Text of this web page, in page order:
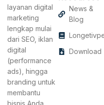
layanan digital
marketing
lengkap mulai
dari SEO, iklan
digital
(performance
ads), hingga
branding untuk
membantu
News &
Blog
Download